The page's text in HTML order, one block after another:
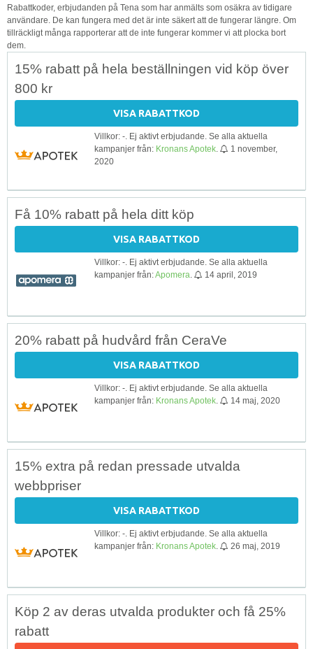
Rabattkoder, erbjudanden på Tena som har anmälts som osäkra av tidigare
användare. De kan fungera med det är inte säkert att de fungerar längre. Om
tillräckligt många rapporterar att de inte fungerar kommer vi att plocka bort
dem.
15% rabatt på hela beställningen vid köp över
800 kr
VISA RABATTKOD
Villkor: -. Ej aktivt erbjudande. Se alla aktuella
kampanjer från: Kronans Apotek
1 november,
2020
Få 10% rabatt på hela ditt köp
VISA RABATTKOD
Villkor: -. Ej aktivt erbjudande. Se alla aktuella
kampanjer från:Apomera 14 april, 2019
20% rabatt på hudvård från CeraVe
VISA RABATTKOD
Villkor: -. Ej aktivt erbjudande. Se alla aktuella
kampanjer från: Kronans Apotek 14 maj, 2020
15% extra på redan pressade utvalda
webbpriser
VISA RABATTKOD
Villkor: -. Ej aktivt erbjudande. Se alla aktuella
kampanjer från: Kronans Apotek 26 maj, 2019
Köp 2 av deras utvalda produkter och få 25%
rabatt